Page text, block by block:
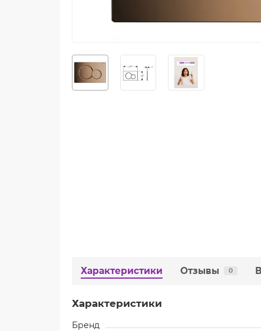
Характеристики Отзывы 0
Характеристики
Бренд